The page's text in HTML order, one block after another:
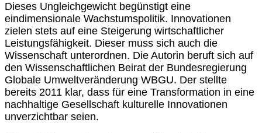
Dieses Ungleichgewicht begünstigt eine
eindimensionale Wachstumspolitik. Innovationen
zielen stets auf eine Steigerung wirtschaftlicher
Leistungsfähigkeit. Dieser muss sich auch die
Wissenschaft unterordnen. Die Autorin beruft sich auf
den Wissenschaftlichen Beirat der Bundesregierung
Globale Umweltveränderung WBGU. Der stellte
bereits 2011 klar, dass für eine Transformation in eine
nachhaltige Gesellschaft kulturelle Innovationen
unverzichtbar seien.